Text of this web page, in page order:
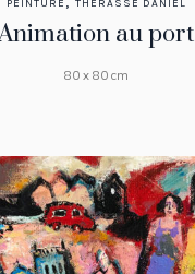
PEINTURE THERASSE DANIEL
au port
80 x 80 cm